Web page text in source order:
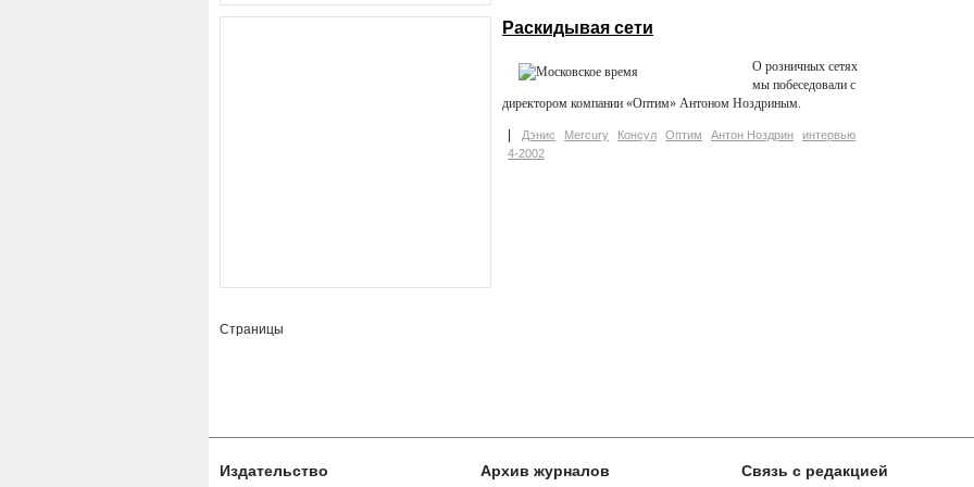
Раскидывая сети
О розничных сетях
мы побеседовали с
директором компании «Оптим» Антоном Ноздриным.
Дэнис Mercury Консул Оптим Антон Ноздрин
интервью
4-2002
Страницы
Издательство
Архив журналов Связь с редакцией